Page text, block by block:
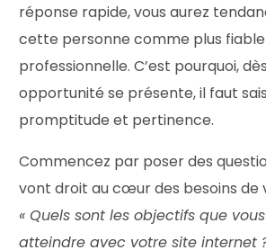
réponse rapide, vous aurez
cette personne comme plus
professionnelle. C’est pourquoi,
opportunité se présente, il faut
promptitude et pertinence.
Commencez par poser des
vont droit au cœur des besoins de
« Quels sont les objectifs que
atteindre avec votre site internet